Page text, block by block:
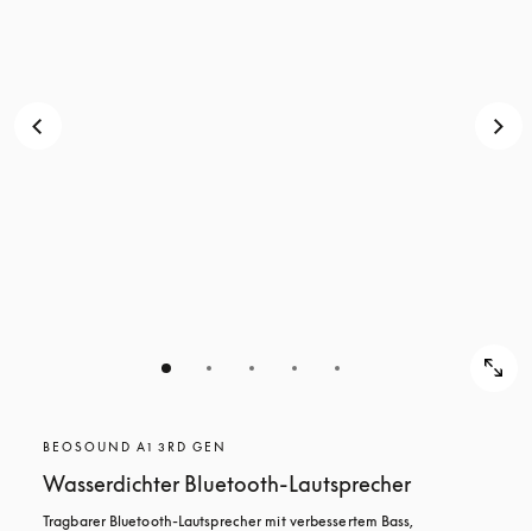
BEOSOUND A1 3RD GEN
Wasserdichter Bluetooth-Lautsprecher
Tragbarer Bluetooth-Lautsprecher mit verbessertem Bass,